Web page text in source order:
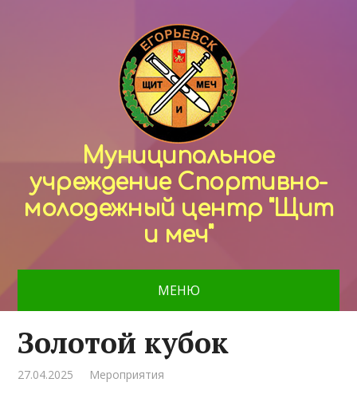
Муниципальное
учреждение Спортивно-
молодежный центр "Щит
и меч"
МЕНЮ
Золотой кубок
27.04.2025 Мероприятия